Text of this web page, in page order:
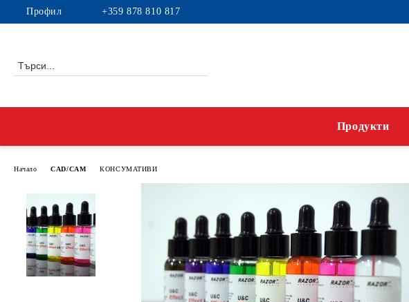
Профил +359 878 810 817
Продукти
Начало CAD/CAM КОНСУМАТИВИ